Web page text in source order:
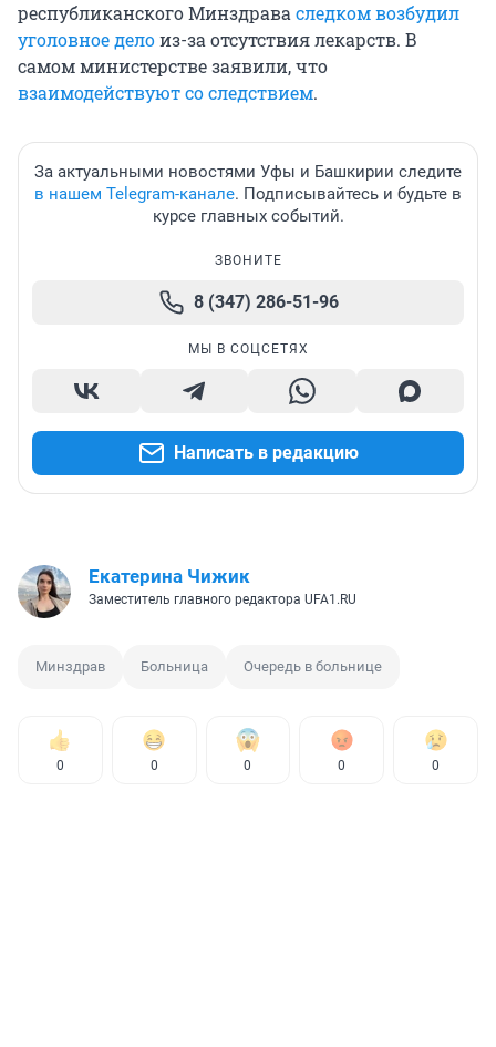
республиканского Минздраваследком возбудил
уголовное делоиз-за отсутствия лекарств. В
самом министерстве заявили, что
взаимодействуют со следствием.
За актуальными новостями Уфы и Башкирии следите
в нашем Telegram-канале. Подписывайтесь и будьте в
курсе главных событий.
ЗВОНИТЕ
8 (347) 286-51-96
МЫ В СОЦСЕТЯХ
Написать в редакцию
Екатерина Чижик
Заместитель главного редактора UFA1.RU
Минздрав Больница Очередь в больнице
0 0 0 0 0